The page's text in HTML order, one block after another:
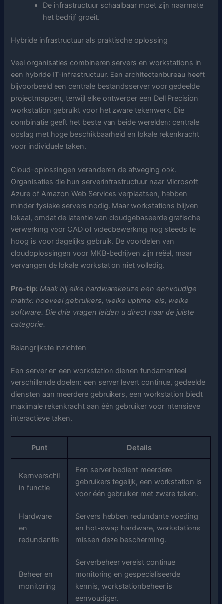
De infrastructuur schaalbaar moet zijn naarmate
het bedrijf groeit.
Hybride infrastructuur als praktische oplossing
Veel organisaties combineren servers en workstations in
een hybride IT-infrastructuur. Een architectenbureau heeft
bijvoorbeeld een centrale bestandsserver voor gedeelde
projectmappen, terwijl elke ontwerper een Dell Precision
workstation gebruikt voor het zware tekenwerk. Die
combinatie geeft het beste van beide werelden: centrale
opslag met hoge beschikbaarheid en lokale rekenkracht
voor individuele taken.
Cloud-oplossingen veranderen de afweging ook.
Organisaties die hun serverinfrastructuur naar Microsoft
Azure of Amazon Web Services verplaatsen, hebben
minder fysieke servers nodig. Maar workstations blijven
lokaal, omdat de latentie van cloudgebaseerde grafische
verwerking voor CAD of videobewerking nog steeds te
hoog is voor dagelijks gebruik. De voordelen van
cloudoplossingen voor MKB-bedrijven zijn reëel, maar
vervangen de lokale workstation niet volledig.
Pro-tip: Maak bij elke hardwarekeuze een eenvoudige
matrix: hoeveel gebruikers, welke uptime-eis, welke
software. Die drie vragen leiden u direct naar de juiste
categorie.
Belangrijkste inzichten
Een server en een workstation dienen fundamenteel
verschillende doelen: een server levert continue, gedeelde
diensten aan meerdere gebruikers, een workstation biedt
maximale rekenkracht aan één gebruiker voor intensieve
interactieve taken.
Punt Details
Kernverschil
in functie
Een server bedient meerdere
gebruikers tegelijk, een workstation is
voor één gebruiker met zware taken.
Hardware
en
redundantie
Servers hebben redundante voeding
en hot-swap hardware, workstations
missen deze bescherming.
Beheer en
monitoring
Serverbeheer vereist continue
monitoring en gespecialiseerde
kennis, workstationbeheer is
eenvoudiger.